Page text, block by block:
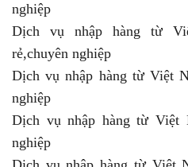
nghiệp
Dịch vụ nhập hàng từ
rẻ,chuyên nghiệp
Dịch vụ nhập hàng từ Việt
nghiệp
Dịch vụ nhập hàng từ Việt
nghiệp